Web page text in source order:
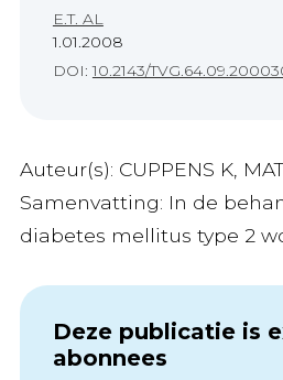
E.T. AL
1.01.2008
DOI:10.2143/
Auteur(s): CUPPENS K,
Samenvatting: In de
diabetes mellitus type 2
Deze publicatie is
abonnees